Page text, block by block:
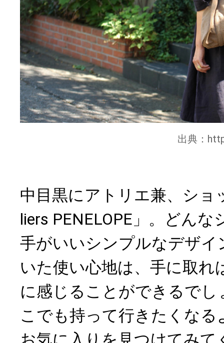
出典：
中目黒にアトリエ兼、ショ
liers PENELOPE」。どん
手がいいシンプルなデザイ
いた使い心地は、手に取れ
に感じることができるで
こでも持って行きたくな